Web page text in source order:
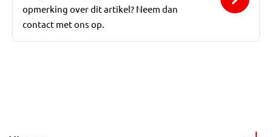
opmerking over dit artikel? Neem dan
contact met ons op.